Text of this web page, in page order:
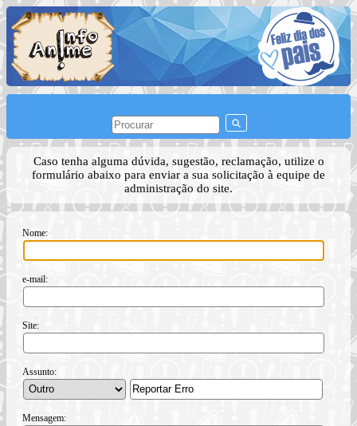
Caso tenha alguma dúvida, sugestão, reclamação, utilize o
formulário abaixo para enviar a sua solicitação à equipe de
administração do site.
Nome:
e-mail:
Site:
Assunto:
Mensagem: